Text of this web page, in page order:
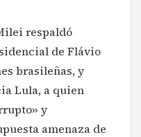
respaldó
de Flávio
brasileñas, y
Lula, a quien
y
amenaza de